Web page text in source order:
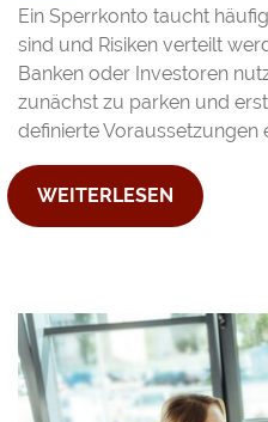
Ein Sperrkonto taucht
sind und Risiken verteilt
Banken oder Investoren
zunächst zu parken und
definierte Voraussetzungen
WEITERLESEN